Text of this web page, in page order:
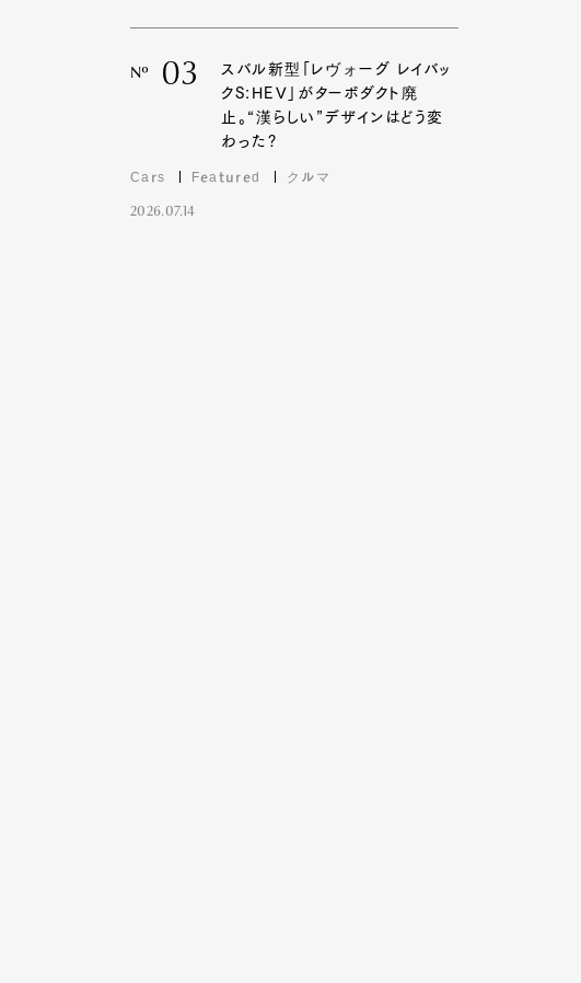
Nº 03
スバル新型「レヴォーグ レイバッ
クS:HEV」がターボダクト廃
止。“漢らしい”デザインはどう変
わった?
Cars Featured クルマ
2026.07.14